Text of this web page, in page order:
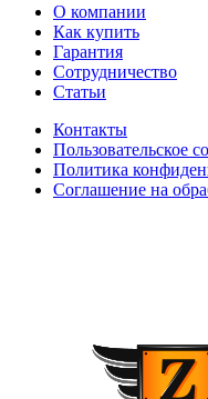
О компании
Как купить
Гарантия
Сотрудничество
Статьи
Контакты
Пользовательское
Политика
Соглашение на